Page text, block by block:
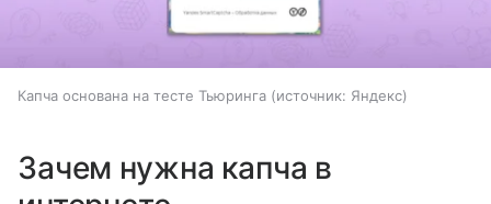
Капча основана на тесте Тьюринга источник: Яндекс
Зачем нужна капча в